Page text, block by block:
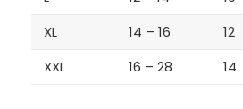
XL
14 – 16 12
XXL
16 – 28 14